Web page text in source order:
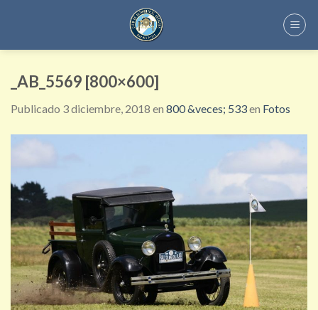
_AB_5569 [800×600]
Publicado 3 diciembre, 2018 en 800 &veces; 533en Fotos